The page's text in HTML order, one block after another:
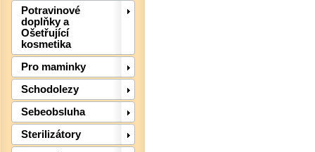
Potravinové
doplňky a
Ošetřující
kosmetika
Pro maminky
Schodolezy
Sebeobsluha
Sterilizátory